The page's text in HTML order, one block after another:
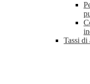
Tassi di